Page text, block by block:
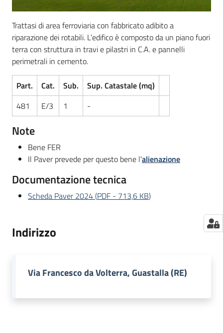
Trattasi di area ferroviaria con fabbricato adibito a
riparazione dei rotabili. L’edifico è composto da un piano fuori
terra con struttura in travi e pilastri in C.A. e pannelli
perimetrali in cemento.
Part. Cat. Sub.
Sup. Catastale (mq)
481
E/3 1 -
Note
Bene FER
Il Paver prevede per questo bene l'alienazione
Documentazione tecnica
Scheda Paver 2024(PDF - 713,6 KB)
Indirizzo
Via Francesco da Volterra, Guastalla (RE)